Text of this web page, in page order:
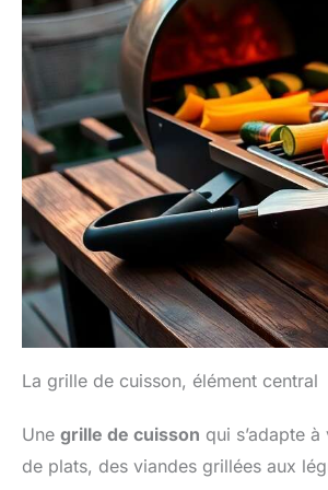
La grille de cuisson, élément central
Une grille de cuisson qui s’adapte
de plats, des viandes grillées aux